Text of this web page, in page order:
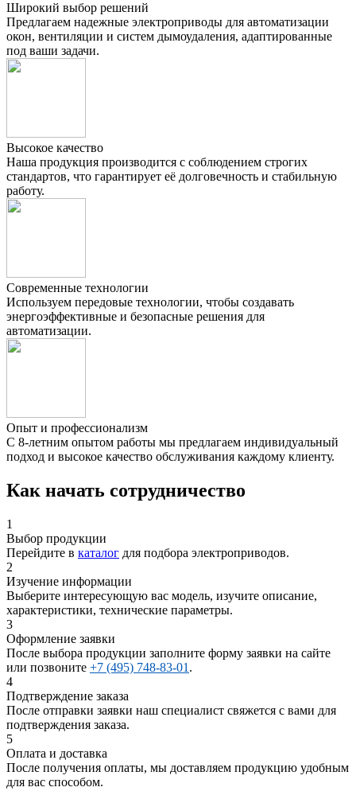
Широкий выбор решений
Предлагаем надежные электроприводы для автоматизации
окон, вентиляции и систем дымоудаления, адаптированные
под ваши задачи.
Высокое качество
Наша продукция производится с соблюдением строгих
стандартов, что гарантирует её долговечность и стабильную
работу.
Современные технологии
Используем передовые технологии, чтобы создавать
энергоэффективные и безопасные решения для
автоматизации.
Опыт и профессионализм
С 8-летним опытом работы мы предлагаем индивидуальный
подход и высокое качество обслуживания каждому клиенту.
Как начать сотрудничество
1
Выбор продукции
Перейдите в каталог для подбора электроприводов.
2
Изучение информации
Выберите интересующую вас модель, изучите описание,
характеристики, технические параметры.
3
Оформление заявки
После выбора продукции заполните форму заявки на сайте
или позвоните +7 (495) 748-83-01 .
4
Подтверждение заказа
После отправки заявки наш специалист свяжется с вами для
подтверждения заказа.
5
Оплата и доставка
После получения оплаты, мы доставляем продукцию удобным
для вас способом.